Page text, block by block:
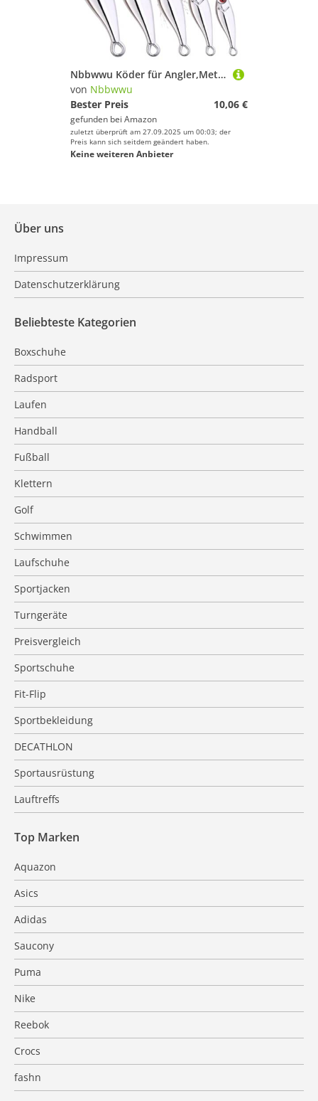
Nbbwwu Köder für Angler,Metallköder Für Salzwasser - 6 Blinker mit 3D Augen Haken für Barsch Wels Forelle Fliegenfischen Ausrüstung
von Nbbwwu
Bester Preis
10,06 €
gefunden bei Amazon
zuletzt überprüft am 27.09.2025 um 00:03; der
Preis kann sich seitdem geändert haben.
Keine weiteren Anbieter
Über uns
Impressum
Datenschutzerklärung
Beliebteste Kategorien
Boxschuhe
Radsport
Laufen
Handball
Fußball
Klettern
Golf
Schwimmen
Laufschuhe
Sportjacken
Turngeräte
Preisvergleich
Sportschuhe
Fit-Flip
Sportbekleidung
DECATHLON
Sportausrüstung
Lauftreffs
Top Marken
Aquazon
Asics
Adidas
Saucony
Puma
Nike
Reebok
Crocs
fashn